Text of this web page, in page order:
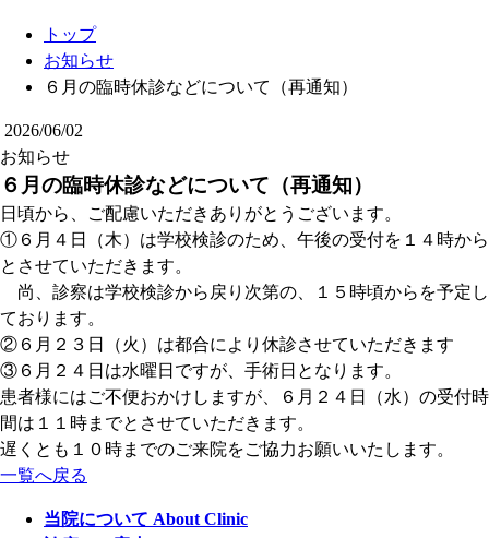
トップ
お知らせ
６月の臨時休診などについて（再通知）
2026/06/02
お知らせ
６月の臨時休診などについて（再通知）
日頃から、ご配慮いただきありがとうございます。
①６月４日（木）は学校検診のため、午後の受付を１４時から
とさせていただきます。
尚、診察は学校検診から戻り次第の、１５時頃からを予定し
ております。
②６月２３日（火）は都合により休診させていただきます
③６月２４日は水曜日ですが、手術日となります。
患者様にはご不便おかけしますが、６月２４日（水）の受付時
間は１１時までとさせていただきます。
遅くとも１０時までのご来院をご協力お願いいたします。
一覧へ戻る
当院について About Clinic